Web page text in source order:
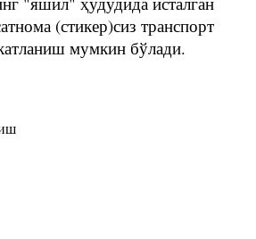
(стикер)сиз транспорт
мумкин бўлади.